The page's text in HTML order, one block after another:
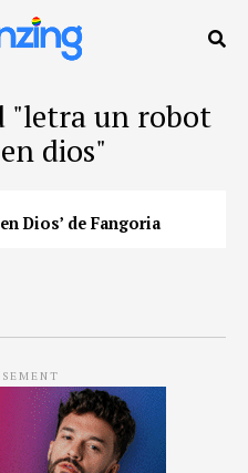
"letra un robot
dios"
Dios’ de Fangoria